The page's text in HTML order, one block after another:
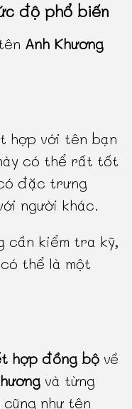
độ phổ biến
Anh Khương
hợp với tên bạn
có thể rất tốt
đặc trưng
người khác.
cần kiểm tra kỹ,
thể là một
hợp đồng bộ về
và từng
cũng như tên